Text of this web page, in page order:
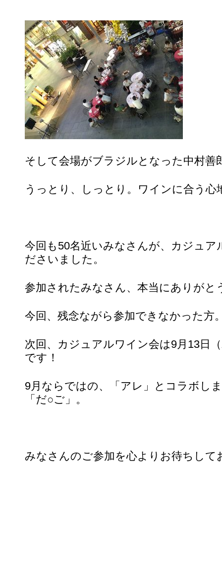
そして会場がブラジルとなった中村善
うっとり、しっとり。ワインに合う
今回も50名近いみなさんが、カジュア
ださいました。
参加されたみなさん、本当にありがと
今回、残念ながら参加できなかった方
次回、カジュアルワイン会は9月13日
です！
9月ならではの、「アレ」とコラボし
「だ○ご」。
みなさんのご参加を心よりお待ちして